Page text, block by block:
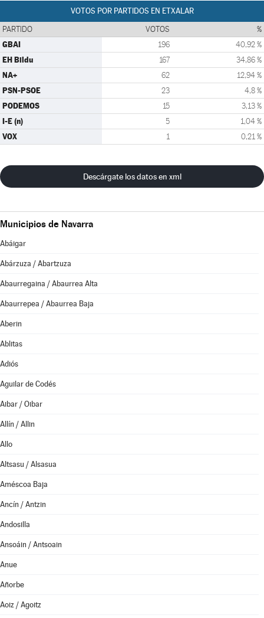
VOTOS POR PARTIDOS EN ETXALAR
PARTIDO VOTOS %
GBAI 196 40,92 %
EH Bildu 167 34,86 %
NA+ 62 12,94 %
PSN-PSOE 23 4,8 %
PODEMOS 15 3,13 %
I-E (n) 5 1,04 %
VOX 1 0,21 %
Descárgate los datos en xml
Municipios de Navarra
Abáigar
Abárzuza / Abartzuza
Abaurregaina / Abaurrea Alta
Abaurrepea / Abaurrea Baja
Aberin
Ablitas
Adiós
Aguilar de Codés
Aibar / Oibar
Allín / Allin
Allo
Altsasu / Alsasua
Améscoa Baja
Ancín / Antzin
Andosilla
Ansoáin / Antsoain
Anue
Añorbe
Aoiz / Agoitz